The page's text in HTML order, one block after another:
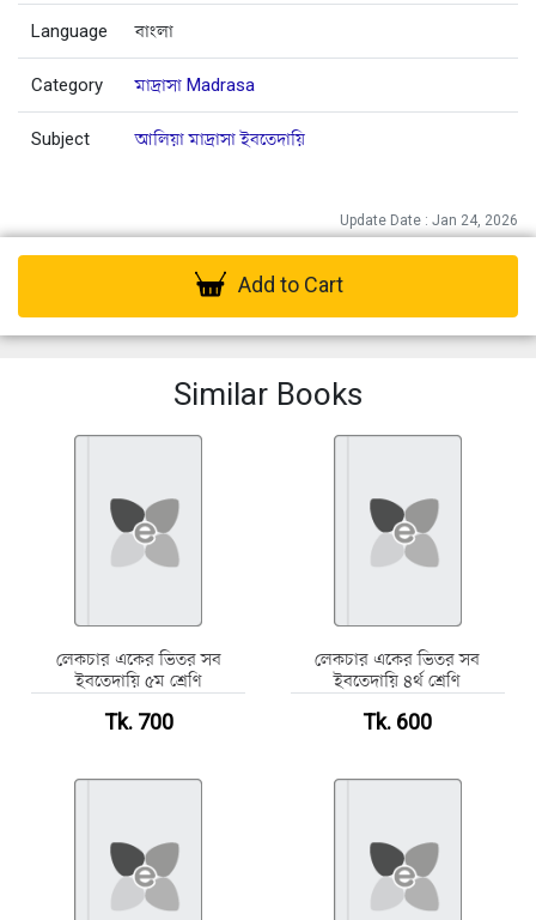
Language বাংলা
Category মাদ্রাসা Madrasa
Subject আলিয়া মাদ্রাসা ইবতেদায়ি
Update Date : Jan 24, 2026
Add to Cart
Similar Books
লেকচার একের ভিতর সব
ইবতেদায়ি ৫ম শ্রেণি
Tk. 700
লেকচার একের ভিতর সব
ইবতেদায়ি ৪র্থ শ্রেণি
Tk. 600